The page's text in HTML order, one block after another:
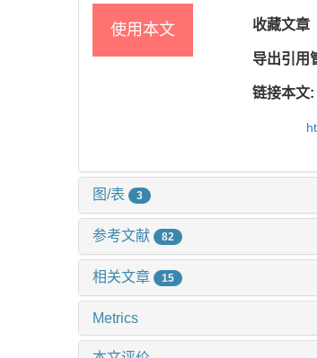
使用本文 收藏文章
导出引用
链接本文:
图/表 3
参考文献 82
相关文章 15
Metrics